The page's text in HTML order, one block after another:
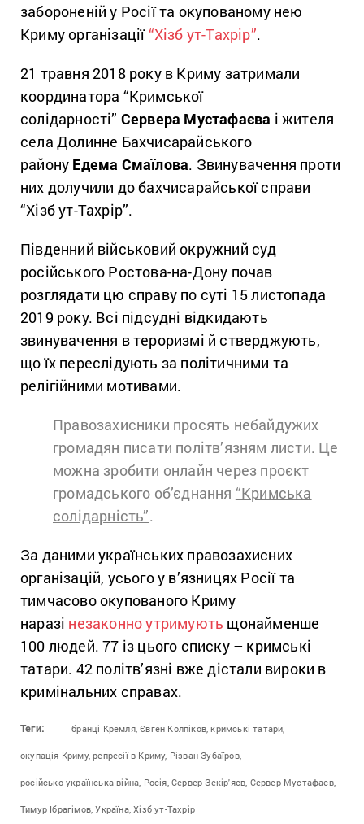
забороненій у Росії та окупованому нею
Криму організації“Хізб ут-Тахрір”.
21 травня 2018 року в Криму затримали
координатора “Кримської
солідарності” Сервера Мустафаєва і жителя
села Долинне Бахчисарайського
району Едема Смаїлова. Звинувачення проти
них долучили до бахчисарайської справи
“Хізб ут-Тахрір”.
Південний військовий окружний суд
російського Ростова-на-Дону почав
розглядати цю справу по суті 15 листопада
2019 року. Всі підсудні відкидають
звинувачення в тероризмі й стверджують,
що їх переслідують за політичними та
релігійними мотивами.
Правозахисники просять небайдужих
громадян писати політв’язням листи. Це
можна зробити онлайн через проєкт
громадського об’єднання “Кримська
солідарність”.
За даними українських правозахисних
організацій, усього у в’язницях Росії та
тимчасово окупованого Криму
наразі незаконно утримують щонайменше
100 людей. 77 із цього списку – кримські
татари. 42 політв’язні вже дістали вироки в
кримінальних справах.
Теги: бранці Кремля, Євген Колпіков, кримські татари,
окупація Криму, репресії в Криму, Різван Зубаїров,
російсько-українська війна, Росія, Сервер Зекір'яєв, Сервер Мустафаєв,
Тимур Ібрагімов, Україна, Хізб ут-Тахрір